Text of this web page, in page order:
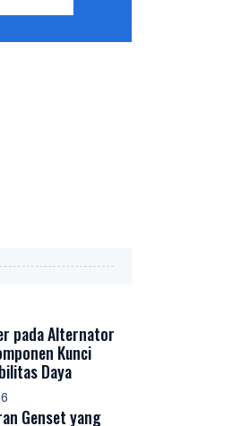
pada Alternator
Kunci
Daya
Genset yang